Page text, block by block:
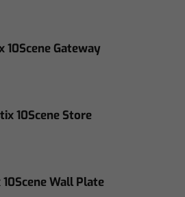
10Scene Gateway
10Scene Store
10Scene Wall Plate